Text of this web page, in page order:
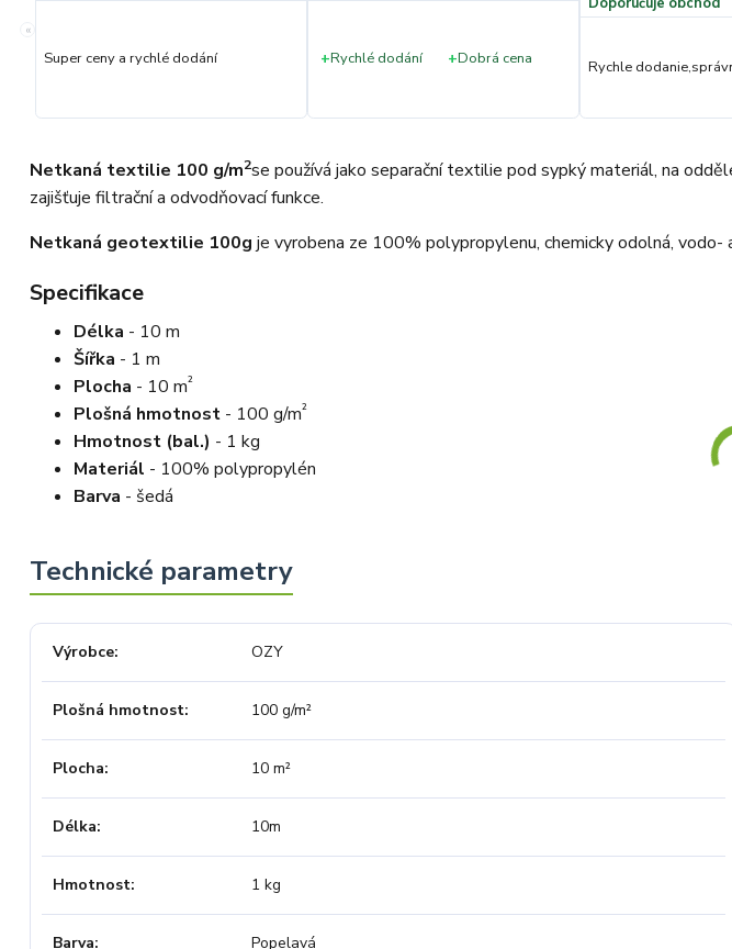
«
Super ceny a rychlé dodání +Rychlé dodání +Dobrá cena Rychle
Netkaná textilie 100 g/m2se používá jako separační textilie pod sypký materiál, na
zajišťuje filtrační a odvodňovací funkce.
Netkaná geotextilie 100g je vyrobena ze 100% polypropylenu, chemicky odolná,
Specifikace
Délka - 10 m
Šířka - 1 m
Plocha - 10 m²
Plošná hmotnost - 100 g/m²
Hmotnost (bal.) - 1 kg
Materiál - 100% polypropylén
Barva - šedá
Výrobce OZY
Plošná hmotnost 100 g/m²
Plocha 10 m²
Délka 10m
Hmotnost 1 kg
Barva Popelavá